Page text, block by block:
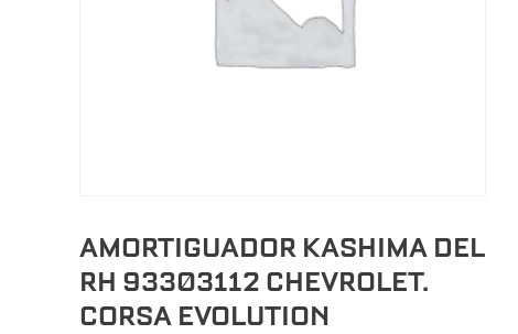
AMORTIGUADOR KASHIMA DEL
RH 93303112 CHEVROLET.
CORSA EVOLUTION